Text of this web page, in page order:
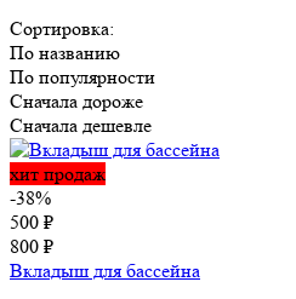
Сортировка:
По названию
По популярности
Сначала дороже
Сначала дешевле
хит продаж
-38%
500 ₽
800 ₽
Вкладыш для бассейна